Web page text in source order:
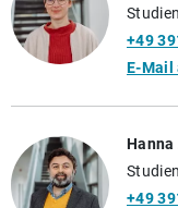
+49
E-Mail
+49